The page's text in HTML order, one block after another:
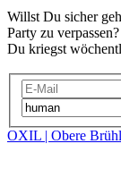
Willst Du sicher
Party zu
Du kriegst
OXIL | Obere